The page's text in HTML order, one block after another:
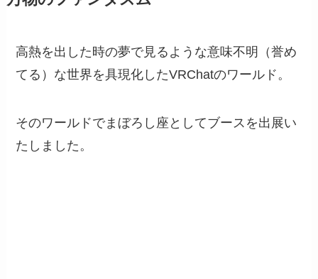
高熱を出した時の夢で見るような意味不明（誉め
てる）な世界を具現化したVRChatのワールド。
そのワールドでまぼろし座としてブースを出展い
たしました。